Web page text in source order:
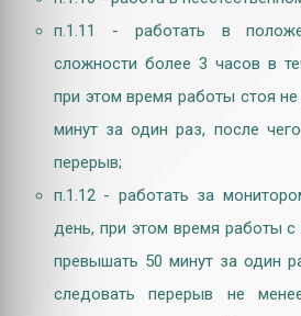
п.1.11 - работать в
сложности более 3 часов в
при этом время работы стоя
минут за один раз, после
перерыв;
п.1.12 - работать за
день, при этом время работы
превышать 50 минут за один
следовать перерыв не